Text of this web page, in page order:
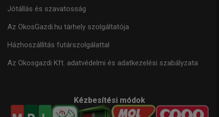
Jótállás és szavatosság
Az OkosGazdi.hu tárhely szolgáltatója
Házhoszállítás futárszolgálattal
Az Okosgazdi Kft. adatvédelmi és adatkezelési szabályzata
Kézbesítési módok